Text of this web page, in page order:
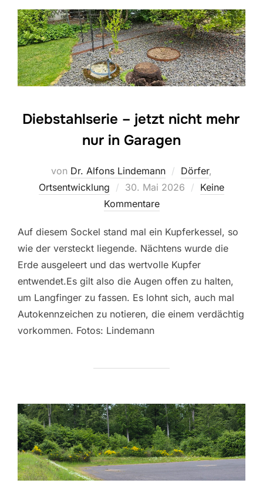
Diebstahlserie – jetzt nicht mehr
nur in Garagen
von Dr. Alfons Lindemann Dörfer,
Ortsentwicklung
Veröffentlicht
am
30. Mai 2026
Keine
Kommentare
Auf diesem Sockel stand mal ein Kupferkessel, so
wie der versteckt liegende. Nächtens wurde die
Erde ausgeleert und das wertvolle Kupfer
entwendet.Es gilt also die Augen offen zu halten,
um Langfinger zu fassen. Es lohnt sich, auch mal
Autokennzeichen zu notieren, die einem verdächtig
vorkommen. Fotos: Lindemann